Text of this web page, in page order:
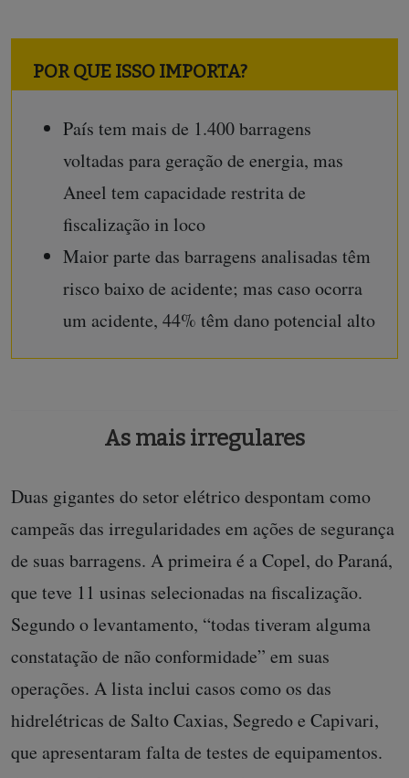
POR QUE ISSO IMPORTA?
País tem mais de 1.400 barragens
voltadas para geração de energia, mas
Aneel tem capacidade restrita de
fiscalização in loco
Maior parte das barragens analisadas têm
risco baixo de acidente; mas caso ocorra
um acidente, 44% têm dano potencial alto
As mais irregulares
Duas gigantes do setor elétrico despontam como
campeãs das irregularidades em ações de segurança
de suas barragens. A primeira é a Copel, do Paraná,
que teve 11 usinas selecionadas na fiscalização.
Segundo o levantamento, “todas tiveram alguma
constatação de não conformidade” em suas
operações. A lista inclui casos como os das
hidrelétricas de Salto Caxias, Segredo e Capivari,
que apresentaram falta de testes de equipamentos.